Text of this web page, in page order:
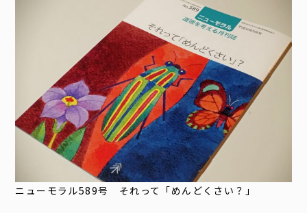
ニューモラル589号 それって「めんどくさい？」